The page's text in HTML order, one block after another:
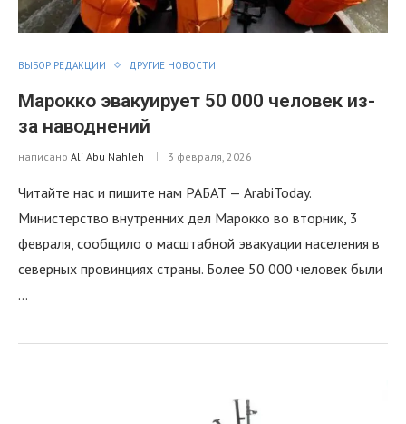
ВЫБОР РЕДАКЦИИ ДРУГИЕ НОВОСТИ
Марокко эвакуирует 50 000 человек из-
за наводнений
написано Ali Abu Nahleh 3 февраля, 2026
Читайте нас и пишите нам РАБАТ — ArabiToday.
Министерство внутренних дел Марокко во вторник, 3
февраля, сообщило о масштабной эвакуации населения в
северных провинциях страны. Более 50 000 человек были
…